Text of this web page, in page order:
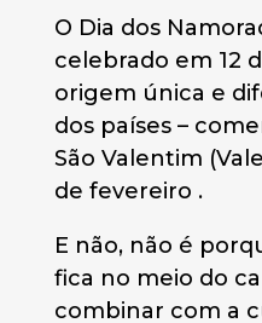
O Dia dos
celebrado em 12
origem única e
dos países –
São Valentim
de fevereiro .
E não, não é
fica no meio do
combinar com a